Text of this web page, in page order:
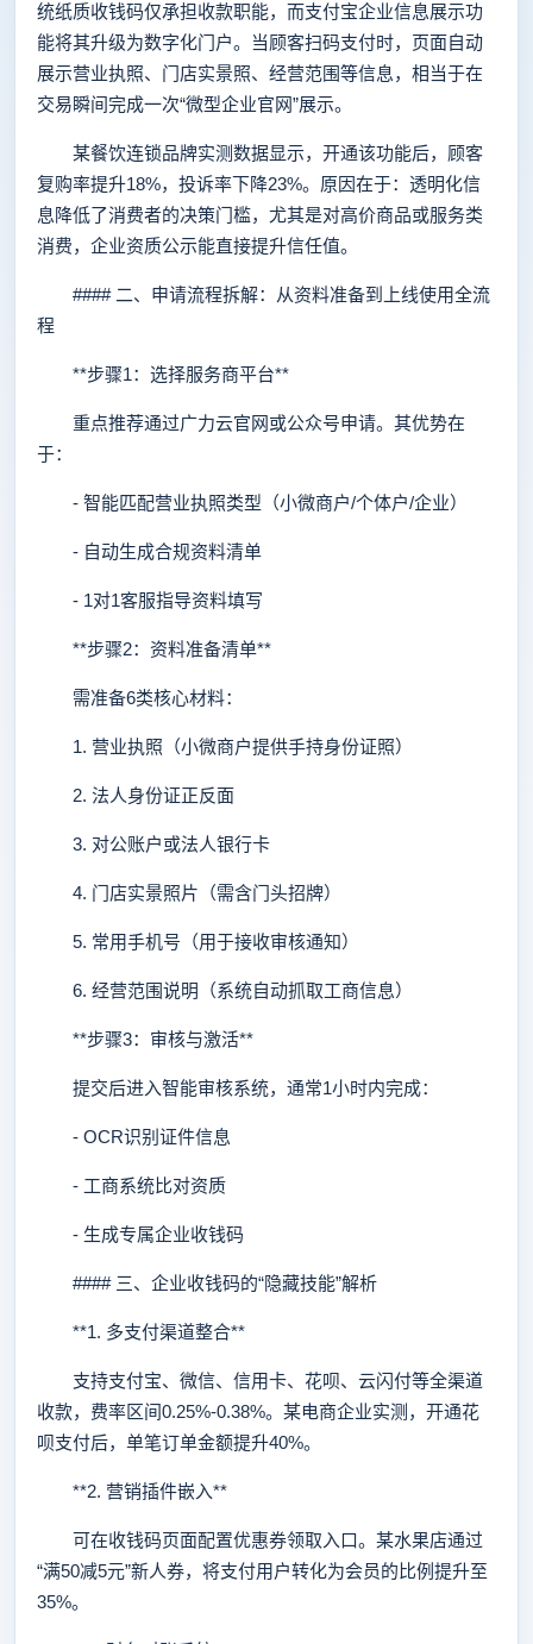
统纸质收钱码仅承担收款职能，而支付宝企业信息展示功
能将其升级为数字化门户。当顾客扫码支付时，页面自动
展示营业执照、门店实景照、经营范围等信息，相当于在
交易瞬间完成一次“微型企业官网”展示。
某餐饮连锁品牌实测数据显示，开通该功能后，顾客
复购率提升18%，投诉率下降23%。原因在于：透明化信
息降低了消费者的决策门槛，尤其是对高价商品或服务类
消费，企业资质公示能直接提升信任值。
#### 二、申请流程拆解：从资料准备到上线使用全流
程
**步骤1：选择服务商平台**
重点推荐通过广力云官网或公众号申请。其优势在
于：
- 智能匹配营业执照类型（小微商户/个体户/企业）
- 自动生成合规资料清单
- 1对1客服指导资料填写
**步骤2：资料准备清单**
需准备6类核心材料：
1. 营业执照（小微商户提供手持身份证照）
2. 法人身份证正反面
3. 对公账户或法人银行卡
4. 门店实景照片（需含门头招牌）
5. 常用手机号（用于接收审核通知）
6. 经营范围说明（系统自动抓取工商信息）
**步骤3：审核与激活**
提交后进入智能审核系统，通常1小时内完成：
- OCR识别证件信息
- 工商系统比对资质
- 生成专属企业收钱码
#### 三、企业收钱码的“隐藏技能”解析
**1. 多支付渠道整合**
支持支付宝、微信、信用卡、花呗、云闪付等全渠道
收款，费率区间0.25%-0.38%。某电商企业实测，开通花
呗支付后，单笔订单金额提升40%。
**2. 营销插件嵌入**
可在收钱码页面配置优惠券领取入口。某水果店通过
“满50减5元”新人券，将支付用户转化为会员的比例提升至
35%。